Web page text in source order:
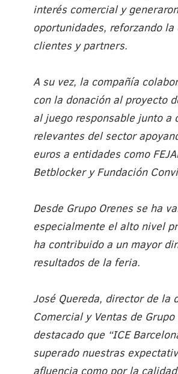
interés comercial y
oportunidades, reforzando la
clientes y partners.
A su vez, la compañía
con la donación al proyecto
al juego responsable junto a
relevantes del sector
euros a entidades como
Betblocker y Fundación
Desde Grupo Orenes se ha
especialmente el alto nivel
ha contribuido a un mayor
resultados de la feria.
José Quereda, director de la
Comercial y Ventas de Grupo
destacado que “ICE
superado nuestras
afluencia como por la